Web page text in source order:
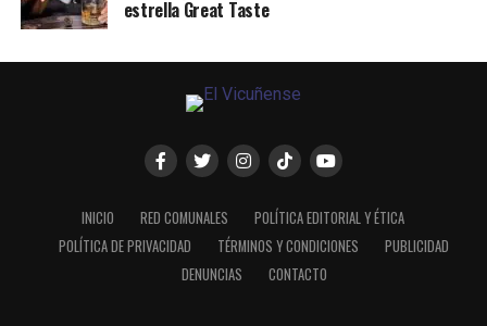
estrella Great Taste
INICIO RED COMUNALES
POLÍTICA EDITORIAL Y ÉTICA
POLÍTICA DE PRIVACIDAD
TÉRMINOS Y CONDICIONES
PUBLICIDAD
DENUNCIAS
CONTACTO